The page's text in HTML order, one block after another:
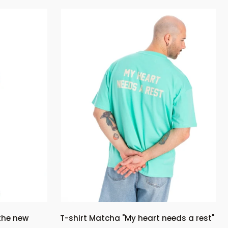
new
T-shirt Matcha "My heart needs a rest"